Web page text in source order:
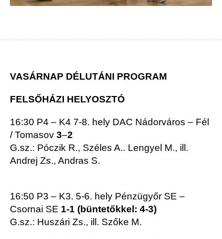
VASÁRNAP DÉLUTÁNI PROGRAM
FELSŐHÁZI HELYOSZTÓ
16:30 P4 – K4 7-8. hely DAC Nádorváros – Fél
/ Tomasov 3–2
G.sz.: Póczik R., Széles A.. Lengyel M., ill.
Andrej Zs., Andras S.
16:50 P3 – K3. 5-6. hely Pénzügyőr SE –
Csornai SE 1-1 (büntetőkkel: 4-3)
G.sz.: Huszári Zs., ill. Szőke M.